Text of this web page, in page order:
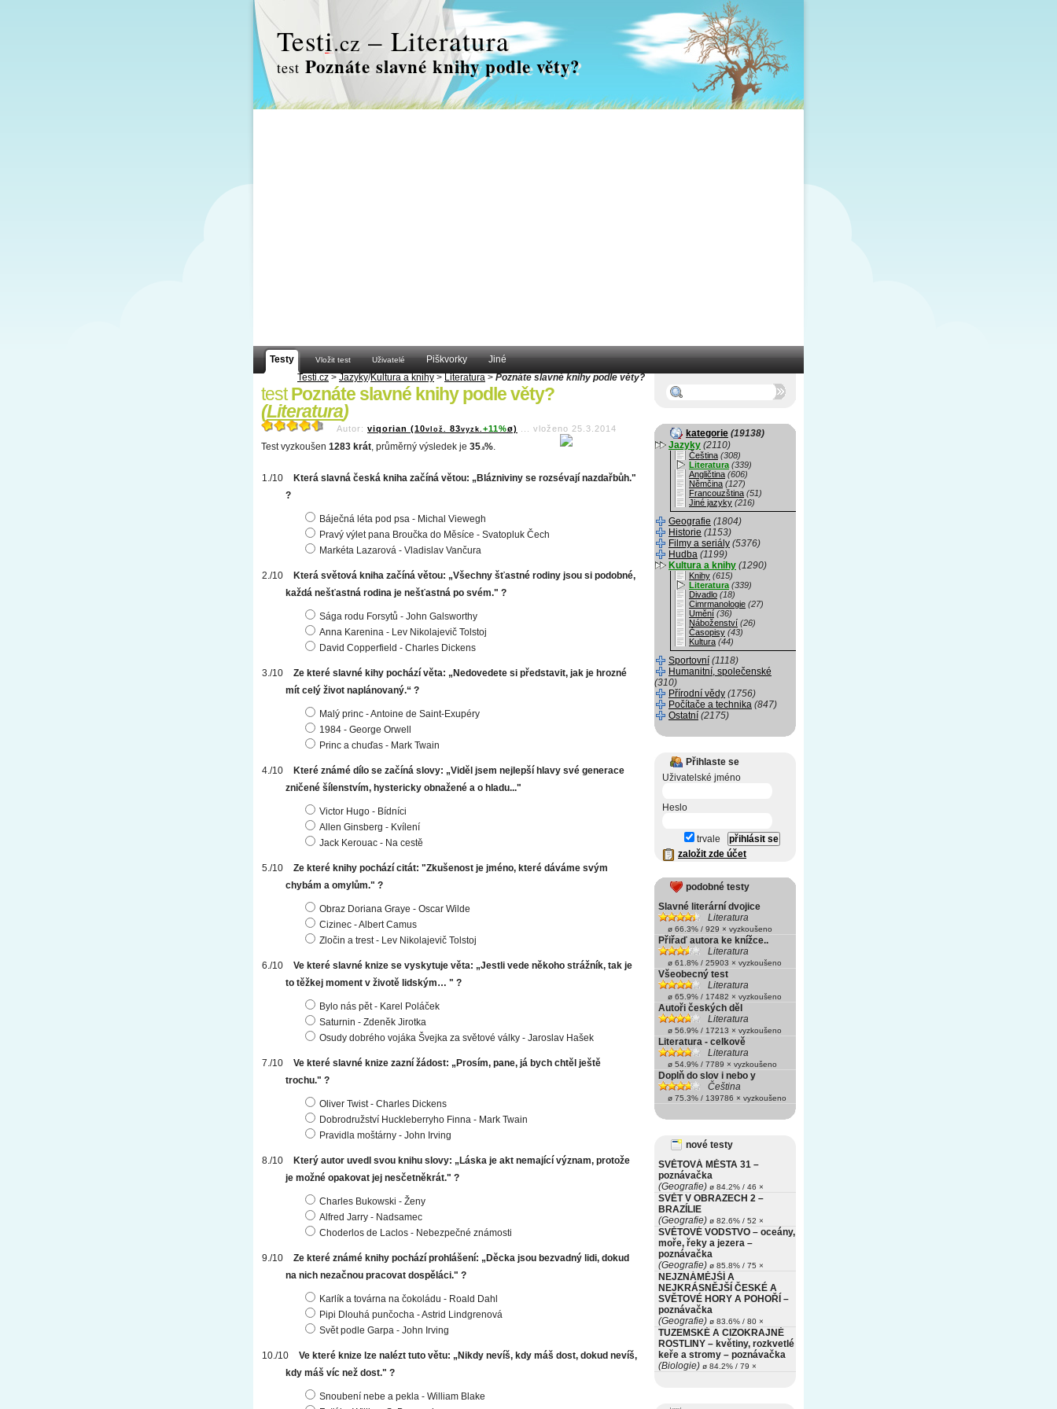
Testi.cz – Literatura
test Poznáte slavné knihy podle věty?
Testy Vložit test Uživatelé Piškvorky
Jiné
Testi.cz > Jazyky/Kultura a knihy > Literatura > Poznáte slavné knihy podle věty?
testPoznáte slavné knihy podle věty?
(Literatura)
Autor: viqorian (10vlož. 83vyzk. +11%ø) vloženo 25.3.2014
Test vyzkoušen 1283 krát, průměrný výsledek je 35 .8%.
Která slavná česká kniha začíná větou: „Blázniviny se rozsévají nazdařbůh."
?
Báječná léta pod psa - Michal Viewegh
Pravý výlet pana Broučka do Měsíce - Svatopluk Čech
Markéta Lazarová - Vladislav Vančura
Která světová kniha začíná větou: „Všechny šťastné rodiny jsou si podobné,
každá nešťastná rodina je nešťastná po svém." ?
Sága rodu Forsytů - John Galsworthy
Anna Karenina - Lev Nikolajevič Tolstoj
David Copperfield - Charles Dickens
Ze které slavné kihy pochází věta: „Nedovedete si představit, jak je hrozné
mít celý život naplánovaný.“ ?
Malý princ - Antoine de Saint-Exupéry
1984 - George Orwell
Princ a chuďas - Mark Twain
Které známé dílo se začíná slovy: „Viděl jsem nejlepší hlavy své generace
zničené šílenstvím, hystericky obnažené a o hladu..."
Victor Hugo - Bídníci
Allen Ginsberg - Kvílení
Jack Kerouac - Na cestě
Ze které knihy pochází citát: "Zkušenost je jméno, které dáváme svým
chybám a omylům." ?
Obraz Doriana Graye - Oscar Wilde
Cizinec - Albert Camus
Zločin a trest - Lev Nikolajevič Tolstoj
Ve které slavné knize se vyskytuje věta: „Jestli vede někoho strážník, tak je
to těžkej moment v životě lidským… " ?
Bylo nás pět - Karel Poláček
Saturnin - Zdeněk Jirotka
Osudy dobrého vojáka Švejka za světové války - Jaroslav Hašek
Ve které slavné knize zazní žádost: „Prosím, pane, já bych chtěl ještě
trochu." ?
Oliver Twist - Charles Dickens
Dobrodružství Huckleberryho Finna - Mark Twain
Pravidla moštárny - John Irving
Který autor uvedl svou knihu slovy: „Láska je akt nemající význam, protože
je možné opakovat jej nesčetněkrát." ?
Charles Bukowski - Ženy
Alfred Jarry - Nadsamec
Choderlos de Laclos - Nebezpečné známosti
Ze které známé knihy pochází prohlášení: „Děcka jsou bezvadný lidi, dokud
na nich nezačnou pracovat dospěláci." ?
Karlík a továrna na čokoládu - Roald Dahl
Pipi Dlouhá punčocha - Astrid Lindgrenová
Svět podle Garpa - John Irving
Ve které knize lze nalézt tuto větu: „Nikdy nevíš, kdy máš dost, dokud nevíš,
kdy máš víc než dost." ?
Snoubení nebe a pekla - William Blake
kategorie (19138)
Jazyky (2110)
Čeština (308)
Literatura (339)
Angličtina (606)
Němčina (127)
Francouzština (51)
Jiné jazyky (216)
Geografie (1804)
Historie (1153)
Filmy a seriály (5376)
Hudba (1199)
Kultura a knihy (1290)
Knihy (615)
Literatura (339)
Divadlo (18)
Cimrmanologie (27)
Umění (36)
Náboženství (26)
Časopisy (43)
Kultura (44)
Sportovní (1118)
Humanitní, společenské
(310)
Přírodní vědy (1756)
Počítače a technika (847)
Ostatní (2175)
Přihlaste se
Uživatelské jméno
Heslo
trvale
založit zde účet
podobné testy
Slavné literární dvojice
Literatura
ø 66.3% / 929 × vyzkoušeno
Přiřaď autora ke knížce..
Literatura
ø 61.8% / 25903 × vyzkoušeno
Všeobecný test
Literatura
ø 65.9% / 17482 × vyzkoušeno
Autoři českých děl
Literatura
ø 56.9% / 17213 × vyzkoušeno
Literatura - celkově
Literatura
ø 54.9% / 7789 × vyzkoušeno
Doplň do slov i nebo y
Čeština
ø 75.3% / 139786 × vyzkoušeno
nové testy
SVĚTOVÁ MĚSTA 31 –
poznávačka
(Geografie) ø 84.2% / 46 ×
SVĚT V OBRAZECH 2 –
BRAZÍLIE
(Geografie) ø 82.6% / 52 ×
SVĚTOVÉ VODSTVO – oceány,
moře, řeky a jezera –
poznávačka
(Geografie) ø 85.8% / 75 ×
NEJZNÁMĚJŠÍ A
NEJKRÁSNĚJŠÍ ČESKÉ A
SVĚTOVÉ HORY A POHOŘÍ –
poznávačka
(Geografie) ø 83.6% / 80 ×
TUZEMSKÉ A CIZOKRAJNÉ
ROSTLINY – květiny, rozkvetlé
keře a stromy – poznávačka
(Biologie) ø 84.2% / 79 ×